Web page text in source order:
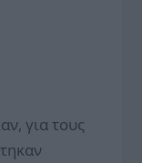
για τους